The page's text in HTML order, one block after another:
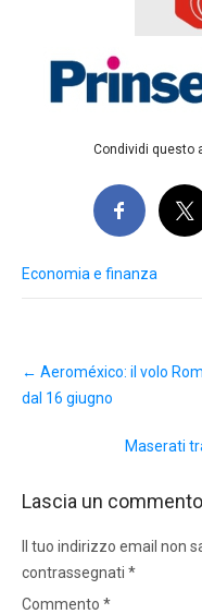
Condividi questo
Economia e finanza
navigation
← Aeroméxico: il volo
dal 16 giugno
Maserati
Lascia un commento
Il tuo indirizzo email non
contrassegnati *
Commento *